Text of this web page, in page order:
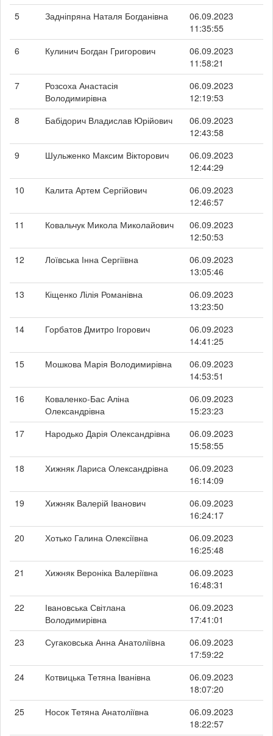
5
Задніпряна Наталя Богданівна
06.09.2023
11:35:55
6
Кулинич Богдан Григорович
06.09.2023
11:58:21
7
Розсоха Анастасія
Володимирівна
06.09.2023
12:19:53
8
Бабідорич Владислав Юрійович
06.09.2023
12:43:58
9
Шульженко Максим Вікторович
06.09.2023
12:44:29
10
Калита Артем Сергійович
06.09.2023
12:46:57
11
Ковальчук Микола Миколайович
06.09.2023
12:50:53
12
Лоївська Інна Сергіївна
06.09.2023
13:05:46
13
Кіщенко Лілія Романівна
06.09.2023
13:23:50
14
Горбатов Дмитро Ігорович
06.09.2023
14:41:25
15
Мошкова Марія Володимирівна
06.09.2023
14:53:51
16
Коваленко-Бас Аліна
Олександрівна
06.09.2023
15:23:23
17
Народько Дарія Олександрівна
06.09.2023
15:58:55
18
Хижняк Лариса Олександрівна
06.09.2023
16:14:09
19
Хижняк Валерій Іванович
06.09.2023
16:24:17
20
Хотько Галина Олексіївна
06.09.2023
16:25:48
21
Хижняк Вероніка Валеріївна
06.09.2023
16:48:31
22
Івановська Світлана
Володимирівна
06.09.2023
17:41:01
23
Сугаковська Анна Анатоліївна
06.09.2023
17:59:22
24
Котвицька Тетяна Іванівна
06.09.2023
18:07:20
25
Носок Тетяна Анатоліївна
06.09.2023
18:22:57